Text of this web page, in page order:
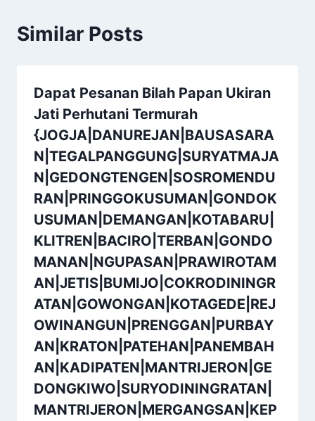
Similar Posts
Dapat Pesanan Bilah Papan Ukiran
Jati Perhutani Termurah
{JOGJA|DANUREJAN|BAUSASARA
N|TEGALPANGGUNG|SURYATMAJA
N|GEDONGTENGEN|SOSROMENDU
RAN|PRINGGOKUSUMAN|GONDOK
USUMAN|DEMANGAN|KOTABARU|
KLITREN|BACIRO|TERBAN|GONDO
MANAN|NGUPASAN|PRAWIROTAM
AN|JETIS|BUMIJO|COKRODININGR
ATAN|GOWONGAN|KOTAGEDE|REJ
OWINANGUN|PRENGGAN|PURBAY
AN|KRATON|PATEHAN|PANEMBAH
AN|KADIPATEN|MANTRIJERON|GE
DONGKIWO|SURYODININGRATAN|
MANTRIJERON|MERGANGSAN|KEP